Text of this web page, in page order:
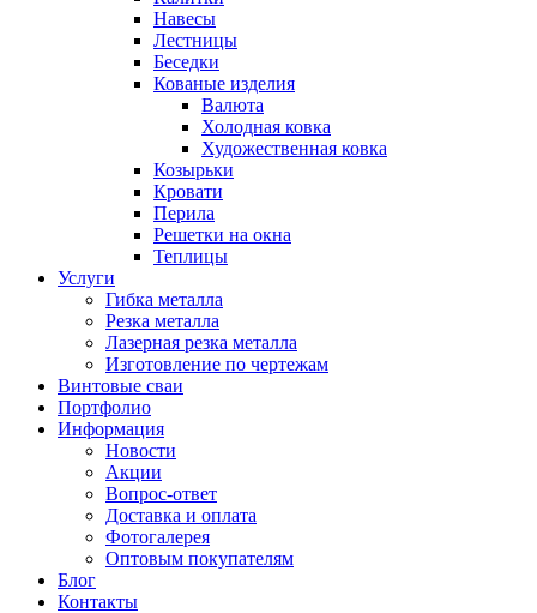
Навесы
Лестницы
Беседки
Кованые изделия
Валюта
Холодная ковка
Художественная ковка
Козырьки
Кровати
Перила
Решетки на окна
Теплицы
Услуги
Гибка металла
Резка металла
Лазерная резка металла
Изготовление по чертежам
Винтовые сваи
Портфолио
Информация
Новости
Акции
Вопрос-ответ
Доставка и оплата
Фотогалерея
Оптовым покупателям
Блог
Контакты